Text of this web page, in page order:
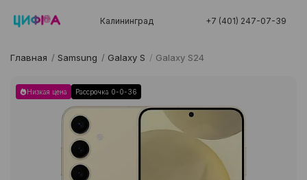
Калининград +7 (401) 247-07-39
Главная / Samsung / Galaxy S / Galaxy S24
Низкая цена Рассрочка 0-0-36